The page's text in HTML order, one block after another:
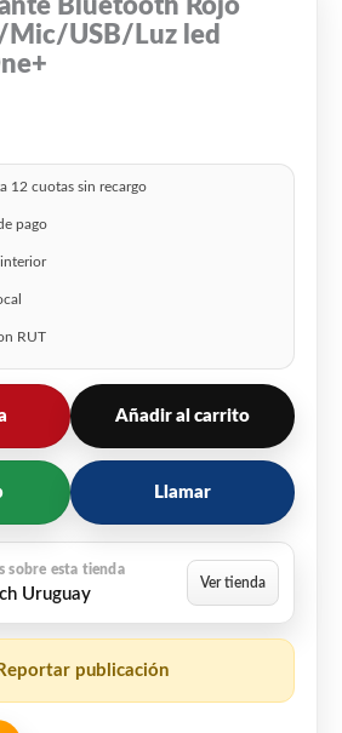
Bluetooth Rojo
USB/Luz led
12 cuotas sin recargo
pago
interior
RUT
Añadir al carrito
Llamar
Uruguay
publicación